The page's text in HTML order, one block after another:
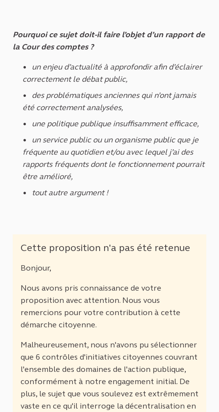
Pourquoi ce sujet doit-il faire l’objet d’un rapport de
la Cour des comptes ?
un enjeu d’actualité à approfondir afin d’éclairer
correctement le débat public,
des problématiques anciennes qui n’ont jamais
été correctement analysées,
une politique publique insuffisamment efficace,
un service public ou un organisme public que je
fréquente au quotidien et/ou avec lequel j’ai des
rapports fréquents dont le fonctionnement pourrait
être amélioré,
tout autre argument !
Cette proposition n'a pas été retenue
Bonjour,
Nous avons pris connaissance de votre
proposition avec attention. Nous vous
remercions pour votre contribution à cette
démarche citoyenne.
Malheureusement, nous n'avons pu sélectionner
que 6 contrôles d'initiatives citoyennes couvrant
l'ensemble des domaines de l'action publique,
conformément à notre engagement initial. De
plus, le sujet que vous soulevez est extrêmement
vaste en ce qu'il interroge la décentralisation en